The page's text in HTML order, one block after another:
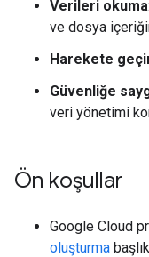
Verileri okuma
ve dosya
Harekete
Güvenliğe
veri yönetimi
Ön koşullar
Google Cloud
oluşturma